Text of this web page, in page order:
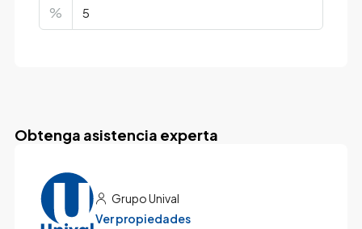
%
Obtenga asistencia experta
Grupo Unival
Ver propiedades